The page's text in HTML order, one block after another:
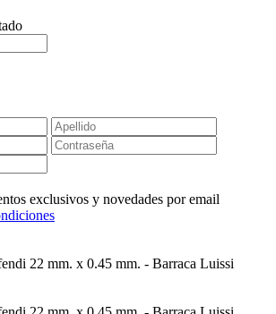
exclusivos y novedades por email